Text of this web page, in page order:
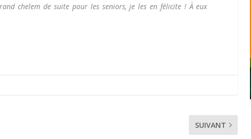
chelem de suite pour les seniors, je les en félicite ! À eux
SUIVANT